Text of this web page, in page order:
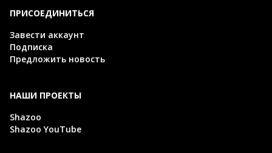
ПРИСОЕДИНИТЬСЯ
Завести аккаунт
Подписка
Предложить новость
НАШИ ПРОЕКТЫ
Shazoo
Shazoo YouTube